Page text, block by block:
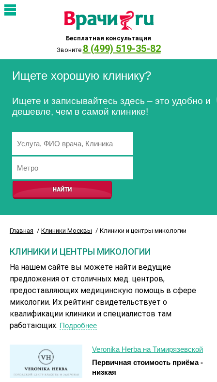
Бесплатная консультация
Звоните 8 (499) 519-35-82
Ищете хорошую клинику?
Ищете и записывайтесь здесь – это удобно и
дешевле, чем в самой клинике!
Главная Клиники Москвы Клиники и центры микологии
КЛИНИКИ И ЦЕНТРЫ МИКОЛОГИИ
На нашем сайте вы можете найти ведущие
предложения от столичных мед. центров,
предоставляющих медицинскую помощь в сфере
микологии. Их рейтинг свидетельствует о
квалификации клиники и специалистов там
работающих. Подробнее
Veronika Herba на Тимирязевской
Первичная стоимость приёма -
низкая